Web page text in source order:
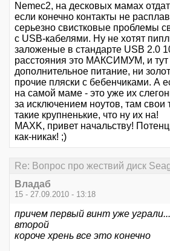
Nemec2, на десковых мамах
если конечно контакты не
серьезно свистковые проблемы
с USB-кабелями. Ну не хотят
заложеные в стандарте USB 2.0
расстояния это МАКСИМУМ, и
дополнительное питание, ни
прочие пляски с бебенчиками. А
на самой маме - это уже их
за исключением ноутов, там свои
такие крупненькие, что ну их на!
MAXK, привет начальству!
как-никак! ;)
Re: Вопрос про жествий диск
Владаб
15 - 27.09.2010 - 13:18
причем первый винт уже
второй
короче хрень все это конечно